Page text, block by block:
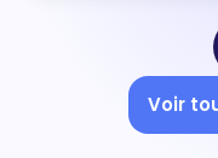
Voir